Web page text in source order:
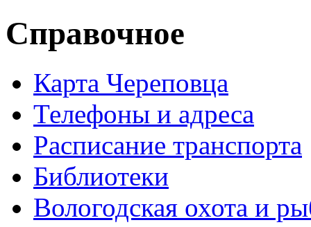
Справочное
Карта Череповца
Телефоны и адреса
Расписание транспорта
Библиотеки
Вологодская охота и